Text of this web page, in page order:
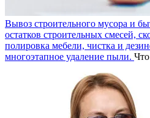
Вывоз строительного мусора и
остатков строительных смесей,
полировка мебели, чистка и
многоэтапное удаление пыли.